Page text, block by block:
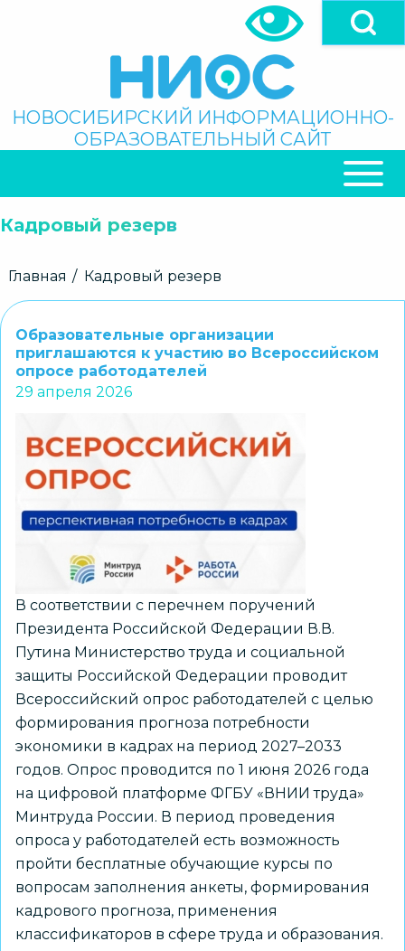
Поиск
НОВОСИБИРСКИЙ ИНФОРМАЦИОННО-
ОБРАЗОВАТЕЛЬНЫЙ САЙТ
НАВИГАЦИЯ
Кадровый резерв
Строка
Главная Кадровый резерв
Образовательные организации
приглашаются к участию во Всероссийском
опросе работодателей
29 апреля 2026
В соответствии с перечнем поручений
Президента Российской Федерации В.В.
Путина Министерство труда и социальной
защиты Российской Федерации проводит
Всероссийский опрос работодателей с целью
формирования прогноза потребности
экономики в кадрах на период 2027–2033
годов. Опрос проводится по 1 июня 2026 года
на цифровой платформе ФГБУ «ВНИИ труда»
Минтруда России. В период проведения
опроса у работодателей есть возможность
пройти бесплатные обучающие курсы по
вопросам заполнения анкеты, формирования
кадрового прогноза, применения
классификаторов в сфере труда и образования.